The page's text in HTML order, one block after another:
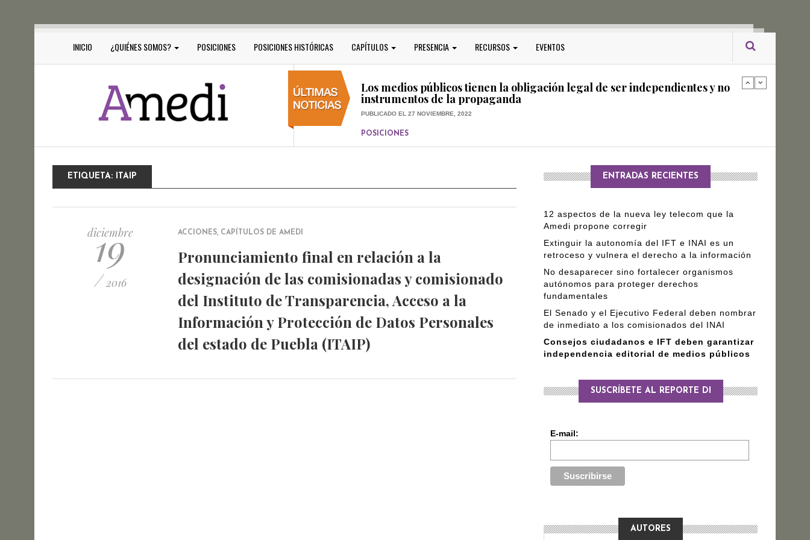
INICIO ¿QUIÉNES SOMOS? POSICIONES POSICIONES HISTÓRICAS CAPÍTULOS PRESENCIA RECURSOS EVENTOS
PUBLICADO EL 17 DICIEMBRE, 2022
Los medios públicos tienen la obligación legal de ser independientes y no
instrumentos de la propaganda
PUBLICADO EL 27 NOVIEMBRE, 2022
POSICIONES
Consejos ciudadanos e IFT deben garantizar independencia editorial de
ETIQUETA: ITAIP
diciembre
19
/ 2016
ACCIONES, CAPÍTULOS DE AMEDI
Pronunciamiento final en relación a la
designación de las comisionadas y comisionado
del Instituto de Transparencia, Acceso a la
Información y Protección de Datos Personales
del estado de Puebla (ITAIP)
ENTRADAS RECIENTES
12 aspectos de la nueva ley telecom que la
Amedi propone corregir
Extinguir la autonomía del IFT e INAI es un
retroceso y vulnera el derecho a la información
No desaparecer sino fortalecer organismos
autónomos para proteger derechos
fundamentales
El Senado y el Ejecutivo Federal deben nombrar
de inmediato a los comisionados del INAI
Consejos ciudadanos e IFT deben garantizar
independencia editorial de medios públicos
SUSCRÍBETE AL REPORTE DI
E-mail:
AUTORES